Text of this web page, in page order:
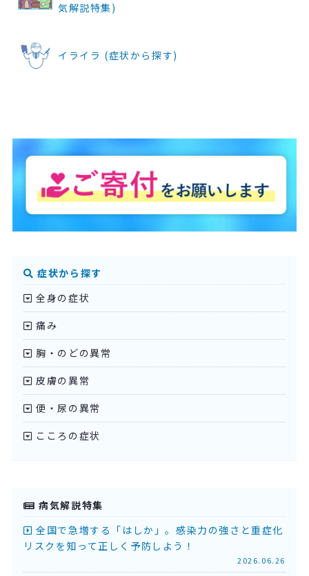
気解説特集)
イライラ (症状から探す)
症状から探す
全身の症状
痛み
胸・のどの異常
皮膚の異常
便・尿の異常
こころの症状
病気解説特集
全国で急増する「はしか」。感染力の強さと重症化
リスクを知って正しく予防しよう！
2026.06.26